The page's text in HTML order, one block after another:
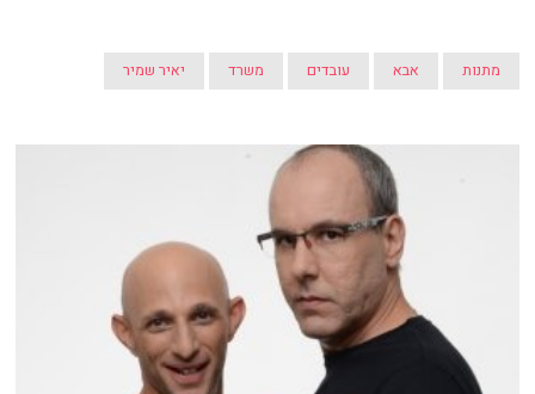
מתנות אבא עובדים משרד יאיר שמיר